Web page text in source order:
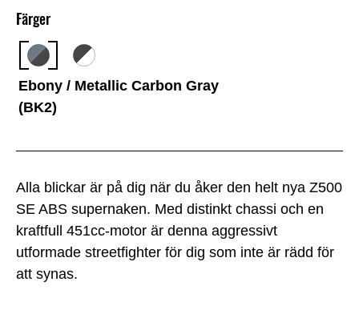
Alla blickar är på dig när du åker den helt nya Z500
SE ABS supernaken. Med distinkt chassi och en
kraftfull 451cc-motor är denna aggressivt
utformade streetfighter för dig som inte är rädd för
att synas.
Färger
Ebony / Metallic Carbon Gray
(BK2)